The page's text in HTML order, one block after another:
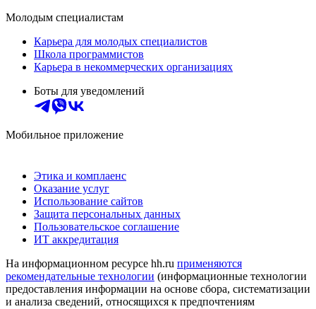
Молодым специалистам
Карьера для молодых специалистов
Школа программистов
Карьера в некоммерческих организациях
Боты для уведомлений
Мобильное приложение
Этика и комплаенс
Оказание услуг
Использование сайтов
Защита персональных данных
Пользовательское соглашение
ИТ аккредитация
На информационном ресурсе hh.ru применяются
рекомендательные технологии (информационные технологии
предоставления информации на основе сбора, систематизации
и анализа сведений, относящихся к предпочтениям